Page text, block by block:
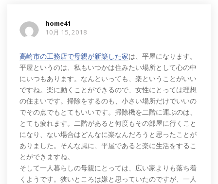
home41
10月 15, 2018
高崎市の工務店で母親が新築した家は、平屋になります。
平屋というのは、私もいつかは住みたい場所として心の中
にいつもあります。なんといっても、楽ということがいい
ですね。楽に動くことができるので、女性にとっては理想
の住まいです。掃除をするのも、小さい場所だけでいいの
でその点でもとてもいいです。掃除機を二階に運ぶのは、
とても疲れます。二階があると何度もその部屋に行くこと
になり、ない場合はどんなに楽なんだろうと思ったことが
ありました。そんな風に、平屋であると楽に生活をするこ
とができますね。
そして一人暮らしの母親にとっては、広い家よりも落ち着
くようです。狭いところは嫌と思っていたのですが、一人